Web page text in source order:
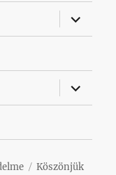
almenü
almenü
Köszönjük